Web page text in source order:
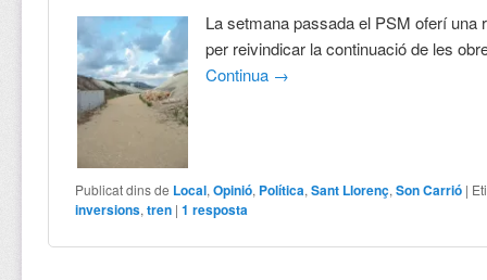
La setmana passada el PSM oferí una
per reivindicar la continuació de les
Continua →
Publicat dins de Local,Opinió, Política,Sant Llorenç,Son Carrió |
inversions,tren |1 resposta